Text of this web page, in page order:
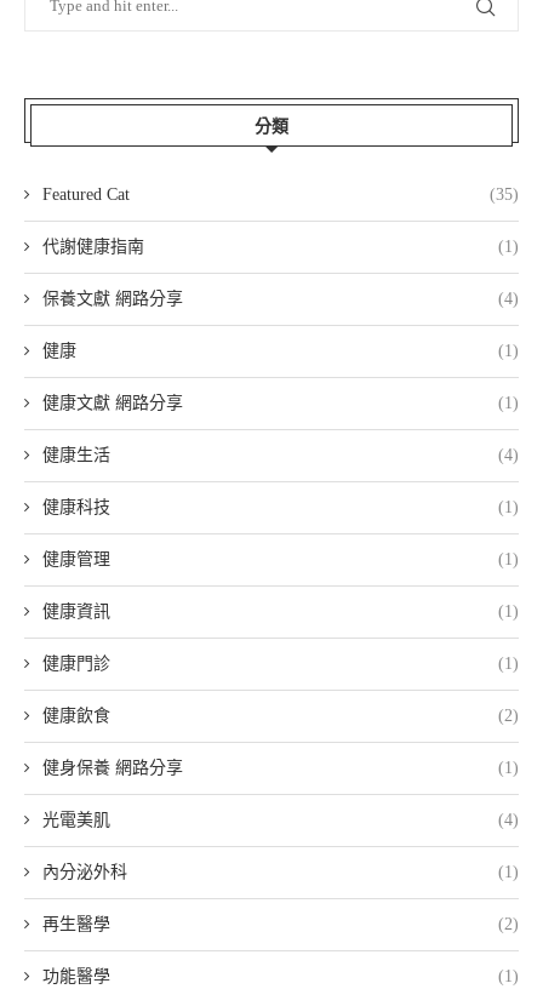
分類
Featured Cat (35)
代謝健康指南 (1)
保養文獻 網路分享 (4)
健康 (1)
健康文獻 網路分享 (1)
健康生活 (4)
健康科技 (1)
健康管理 (1)
健康資訊 (1)
健康門診 (1)
健康飲食 (2)
健身保養 網路分享 (1)
光電美肌 (4)
內分泌外科 (1)
再生醫學 (2)
功能醫學 (1)